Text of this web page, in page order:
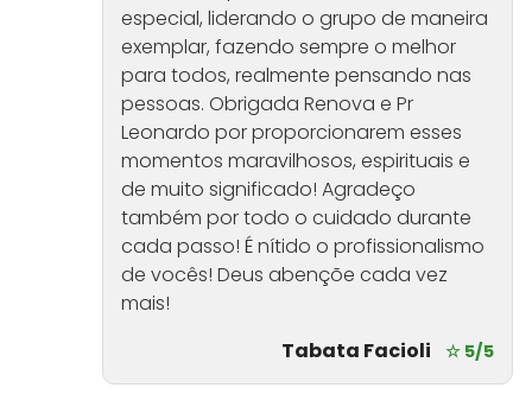
especial, liderando o grupo de maneira
exemplar, fazendo sempre o melhor
para todos, realmente pensando nas
pessoas. Obrigada Renova e Pr
Leonardo por proporcionarem esses
momentos maravilhosos, espirituais e
de muito significado! Agradeço
também por todo o cuidado durante
cada passo! É nítido o profissionalismo
de vocês! Deus abençõe cada vez
mais!
Tabata Facioli
☆ 5/5